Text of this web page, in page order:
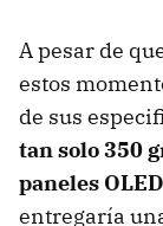
A pesar de
estos
de sus
tan solo 350
paneles
entregaría